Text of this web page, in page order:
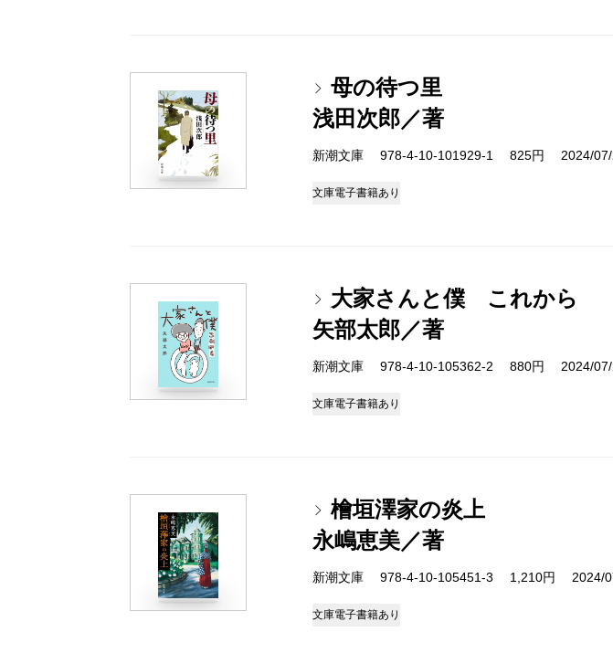
母の待つ里
浅田次郎／著
新潮文庫 978-4-10-101929-1 825円 2024/07/
文庫電子書籍あり
大家さんと僕 これから
矢部太郎／著
新潮文庫 978-4-10-105362-2 880円 2024/07/
文庫電子書籍あり
檜垣澤家の炎上
永嶋恵美／著
新潮文庫 978-4-10-105451-3 1,210円 2024/
文庫電子書籍あり